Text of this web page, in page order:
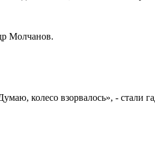
Молчанов.
колесо взорвалось», - стали